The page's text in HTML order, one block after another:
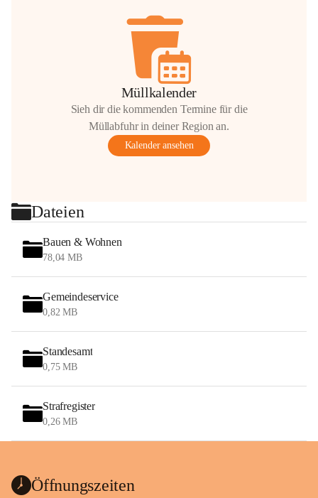
Müllkalender
Sieh dir die kommenden Termine für die
Müllabfuhr in deiner Region an.
Kalender ansehen
Dateien
Bauen & Wohnen
78,04 MB
Gemeindeservice
0,82 MB
Standesamt
0,75 MB
Strafregister
0,26 MB
Öffnungszeiten